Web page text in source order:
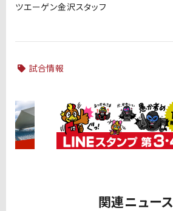
ツエーゲン金沢スタッフ
試合情報
関連ニュース